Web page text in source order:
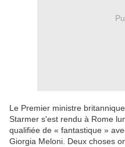
Le Premier ministre
Starmer s'est rendu à Rome
qualifiée de « fantastique »
Giorgia Meloni. Deux choses